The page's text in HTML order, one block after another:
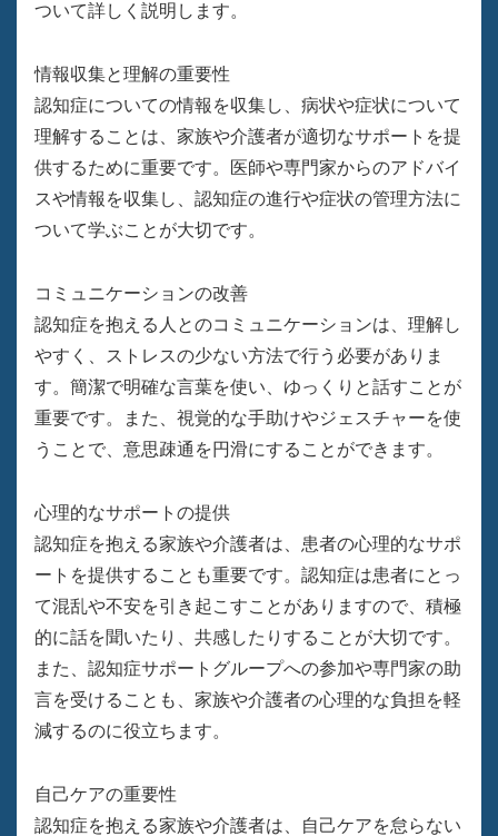
ついて詳しく説明します。
情報収集と理解の重要性
認知症についての情報を収集し、病状や症状について
理解することは、家族や介護者が適切なサポートを提
供するために重要です。医師や専門家からのアドバイ
スや情報を収集し、認知症の進行や症状の管理方法に
ついて学ぶことが大切です。
コミュニケーションの改善
認知症を抱える人とのコミュニケーションは、理解し
やすく、ストレスの少ない方法で行う必要がありま
す。簡潔で明確な言葉を使い、ゆっくりと話すことが
重要です。また、視覚的な手助けやジェスチャーを使
うことで、意思疎通を円滑にすることができます。
心理的なサポートの提供
認知症を抱える家族や介護者は、患者の心理的なサポ
ートを提供することも重要です。認知症は患者にとっ
て混乱や不安を引き起こすことがありますので、積極
的に話を聞いたり、共感したりすることが大切です。
また、認知症サポートグループへの参加や専門家の助
言を受けることも、家族や介護者の心理的な負担を軽
減するのに役立ちます。
自己ケアの重要性
認知症を抱える家族や介護者は、自己ケアを怠らない